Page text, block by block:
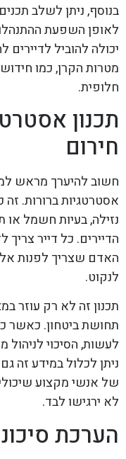
בנוסף, ניתן לשלב
לאופן השפעת
יכולה להוביל לדיירים
מטרות הקרן, כמו
חלופית.
תכנון
חירום
חשוב להיערך מראש
אסטרטגיות ברורות.
נזילה, בעיות חשמל
הדיירים. כל דייר
האדם שצריך לפנות
לנקוט.
תכנון זה לא רק עוזר
תחושת ביטחון. כאשר
לעשות, הסיכוי לניהול
ניתן לכלול במידע זה
של אנשי מקצוע
לא ירגישו לבד.
הערכת